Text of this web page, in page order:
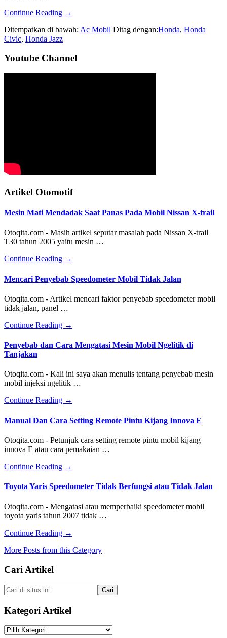
Continue Reading about
Mobil
Tidak
→
Ditempatkan di bawah: Ac Mobil Ditag dengan:Honda, Honda
Civic, Honda Jazz
Sidebar
Utama
Youtube Channel
Artikel Otomotif
Mesin Mati Mendadak Saat Panas Pada Mobil Nissan X-trail
Otoqita.com - Masih artikel seputar masalah pada Nissan X-trail
T30 tahun 2005 yaitu mesin …
Continue Reading about
Mati
Mendadak
Saat
Panas
Pada
Nissan
trail
→
Mencari Penyebab Speedometer Mobil Tidak Jalan
Otoqita.com - Artikel mencari faktor penyebab speedometer mobil
tidak jalan, panel …
Continue Reading about
Penyebab
Speedometer
Tidak
Jalan
→
Penyebab dan Cara Mengatasi Mesin Mobil Ngelitik di
Tanjakan
Otoqita.com - Kali ini saya akan menulis tentang penyebab mesin
mobil injeksi ngelitik …
Continue Reading about
dan
Cara
Mengatasi
Mesin
Mobil
di
Tanjakan
→
Manual Dan Cara Setting Remote Pintu Kijang Innova E
Otoqita.com - Petunjuk cara setting remote pintu mobil kijang
innova E atau cara pemakaian …
Continue Reading about
Dan
Setting
Remote
Pintu
Innova
E
→
Toyota Yaris Speedometer Tidak Berfungsi atau Tidak Jalan
Otoqita.com - Mengatasi atau memperbaiki speedometer mobil
toyota yaris tahun 2007 tidak …
Continue Reading about
Yaris
atau
Tidak
Jalan
→
More Posts from this Category
Footer
Cari Artikel
Cari
di
situs
ini
Kategori Artikel
Kategori